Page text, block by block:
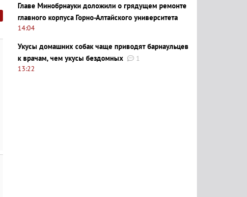
Главе Минобрнауки доложили о грядущем ремонте
главного корпуса Горно-Алтайского университета
14:04
Укусы домашних собак чаще приводят барнаульцев
к врачам, чем укусы бездомных
1
13:22